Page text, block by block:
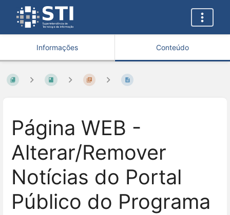
Informações Conteúdo
Página WEB -
Alterar/Remover
Notícias do Portal
Público do Programa